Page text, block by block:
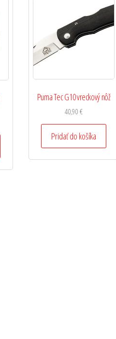
Puma Tec G10 vreckový nôž
40,90€
Pridať do košíka